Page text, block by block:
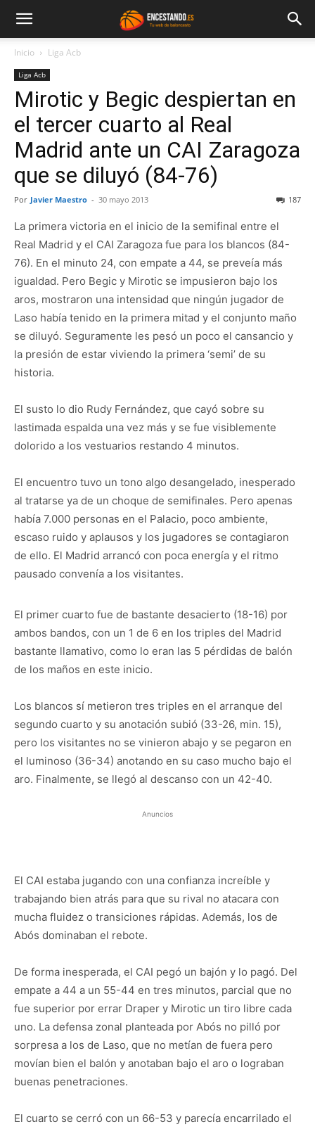
Inicio Liga Acb
Liga Acb
Mirotic y Begic despiertan en
el tercer cuarto al Real
Madrid ante un CAI Zaragoza
que se diluyó (84-76)
Por Javier Maestro - 30 mayo 2013 187
La primera victoria en el inicio de la semifinal entre el
Real Madrid y el CAI Zaragoza fue para los blancos (84-
76). En el minuto 24, con empate a 44, se preveía más
igualdad. Pero Begic y Mirotic se impusieron bajo los
aros, mostraron una intensidad que ningún jugador de
Laso había tenido en la primera mitad y el conjunto maño
se diluyó. Seguramente les pesó un poco el cansancio y
la presión de estar viviendo la primera ‘semi’ de su
historia.
El susto lo dio Rudy Fernández, que cayó sobre su
lastimada espalda una vez más y se fue visiblemente
dolorido a los vestuarios restando 4 minutos.
El encuentro tuvo un tono algo desangelado, inesperado
al tratarse ya de un choque de semifinales. Pero apenas
había 7.000 personas en el Palacio, poco ambiente,
escaso ruido y aplausos y los jugadores se contagiaron
de ello. El Madrid arrancó con poca energía y el ritmo
pausado convenía a los visitantes.
El primer cuarto fue de bastante desacierto (18-16) por
ambos bandos, con un 1 de 6 en los triples del Madrid
bastante llamativo, como lo eran las 5 pérdidas de balón
de los maños en este inicio.
Los blancos sí metieron tres triples en el arranque del
segundo cuarto y su anotación subió (33-26, min. 15),
pero los visitantes no se vinieron abajo y se pegaron en
el luminoso (36-34) anotando en su caso mucho bajo el
aro. Finalmente, se llegó al descanso con un 42-40.
Anuncios
El CAI estaba jugando con una confianza increíble y
trabajando bien atrás para que su rival no atacara con
mucha fluidez o transiciones rápidas. Además, los de
Abós dominaban el rebote.
De forma inesperada, el CAI pegó un bajón y lo pagó. Del
empate a 44 a un 55-44 en tres minutos, parcial que no
fue superior por errar Draper y Mirotic un tiro libre cada
uno. La defensa zonal planteada por Abós no pilló por
sorpresa a los de Laso, que no metían de fuera pero
movían bien el balón y anotaban bajo el aro o lograban
buenas penetraciones.
El cuarto se cerró con un 66-53 y parecía encarrilado el